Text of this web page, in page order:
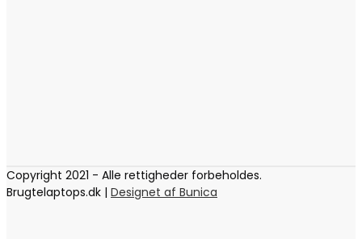
Copyright 2021 - Alle rettigheder forbeholdes.
Brugtelaptops.dk | Designet af Bunica